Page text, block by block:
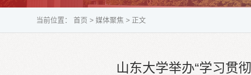
当前位置： 首页 > 媒体聚焦 > 正文
山东大学举办“学习贯